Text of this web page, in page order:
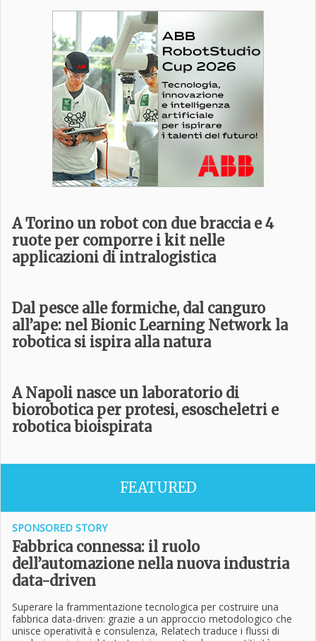
A Torino un robot con due braccia e 4
ruote per comporre i kit nelle
applicazioni di intralogistica
Dal pesce alle formiche, dal canguro
all’ape: nel Bionic Learning Network la
robotica si ispira alla natura
A Napoli nasce un laboratorio di
biorobotica per protesi, esoscheletri e
robotica bioispirata
FEATURED
SPONSORED STORY
Fabbrica connessa: il ruolo
dell’automazione nella nuova industria
data-driven
Superare la frammentazione tecnologica per costruire una
fabbrica data-driven: grazie a un approccio metodologico che
unisce operatività e consulenza, Relatech traduce i flussi di